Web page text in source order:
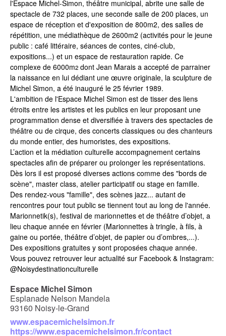
l'Espace Michel-Simon, théâtre municipal, abrite une salle de
spectacle de 732 places, une seconde salle de 200 places, un
espace de réception et d'exposition de 800m2, des salles de
répétition, une médiathèque de 2600m2 (activités pour le jeune
public : café littéraire, séances de contes, ciné-club,
expositions...) et un espace de restauration rapide. Ce
complexe de 6000m2 dont Jean Marais a accepté de parrainer
la naissance en lui dédiant une œuvre originale, la sculpture de
Michel Simon, a été inauguré le 25 février 1989.
L'ambition de l'Espace Michel Simon est de tisser des liens
étroits entre les artistes et les publics en leur proposant une
programmation dense et diversifiée à travers des spectacles de
théâtre ou de cirque, des concerts classiques ou des chanteurs
du monde entier, des humoristes, des expositions.
L’action et la médiation culturelle accompagnement certains
spectacles afin de préparer ou prolonger les représentations.
Dès lors il est proposé diverses actions comme des "bords de
scène", master class, atelier participatif ou stage en famille.
Des rendez-vous "famille", des scènes jazz... autant de
rencontres pour tout public se tiennent tout au long de l'année.
Marionnetik(s), festival de marionnettes et de théâtre d’objet, a
lieu chaque année en février (Marionnettes à tringle, à fils, à
gaine ou portée, théâtre d’objet, de papier ou d’ombres,...).
Des expositions gratuites y sont proposées chaque année.
Vous pouvez retrouver leur actualité sur Facebook & Instagram:
@Noisydestinationculturelle
Espace Michel Simon
Esplanade Nelson Mandela
93160 Noisy-le-Grand
www.espacemichelsimon.fr
https://www.espacemichelsimon.fr/contact